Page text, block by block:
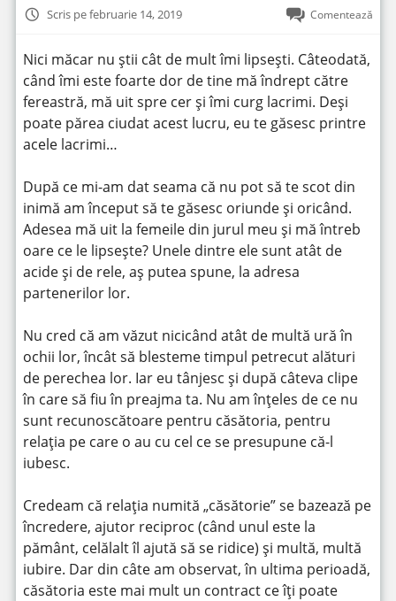
Scris pe februarie 14, 2019 Comentează
Nici măcar nu știi cât de mult îmi lipsești. Câteodată,
când îmi este foarte dor de tine mă îndrept către
fereastră, mă uit spre cer și îmi curg lacrimi. Deși
poate părea ciudat acest lucru, eu te găsesc printre
acele lacrimi…
După ce mi-am dat seama că nu pot să te scot din
inimă am început să te găsesc oriunde și oricând.
Adesea mă uit la femeile din jurul meu și mă întreb
oare ce le lipsește? Unele dintre ele sunt atât de
acide și de rele, aș putea spune, la adresa
partenerilor lor.
Nu cred că am văzut nicicând atât de multă ură în
ochii lor, încât să blesteme timpul petrecut alături
de perechea lor. Iar eu tânjesc și după câteva clipe
în care să fiu în preajma ta. Nu am înțeles de ce nu
sunt recunoscătoare pentru căsătoria, pentru
relația pe care o au cu cel ce se presupune că-l
iubesc.
Credeam că relația numită „căsătorie” se bazează pe
încredere, ajutor reciproc (când unul este la
pământ, celălalt îl ajută să se ridice) și multă, multă
iubire. Dar din câte am observat, în ultima perioadă,
căsătoria este mai mult un contract ce îți poate